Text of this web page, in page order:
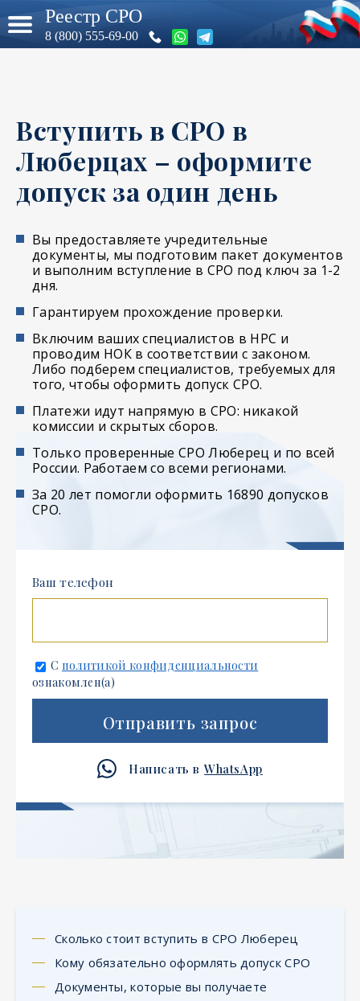
Реестр СРО
8 (800) 555-69-00
Вступить в СРО в
Люберцах – оформите
допуск за один день
Вы предоставляете учредительные
документы, мы подготовим пакет документов
и выполним вступление в СРО под ключ за 1-2
дня.
Гарантируем прохождение проверки.
Включим ваших специалистов в НРС и
проводим НОК в соответствии с законом.
Либо подберем специалистов, требуемых для
того, чтобы оформить допуск СРО.
Платежи идут напрямую в СРО: никакой
комиссии и скрытых сборов.
Только проверенные СРО Люберец и по всей
России. Работаем со всеми регионами.
За 20 лет помогли оформить 16890 допусков
СРО.
Ваш телефон
С политикой конфиденциальности
ознакомлен(а)
Отправить запрос
Написать в WhatsApp
Сколько стоит вступить в СРО Люберец
Кому обязательно оформлять допуск СРО
Документы, которые вы получаете